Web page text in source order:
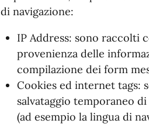
di navigazione:
IP Address: sono raccolti
provenienza delle
compilazione dei form
Cookies ed internet tags:
salvataggio temporaneo
(ad esempio la lingua di